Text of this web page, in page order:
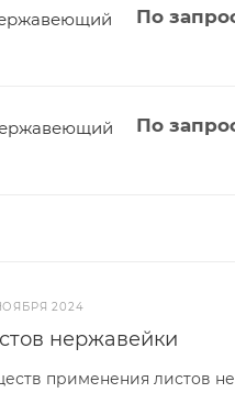
304 4,0x1500x3000 мм 1D нержавеющий По
304 4,0x1250x2500 мм 2В нержавеющий По
2024
нержавейки
применения листов